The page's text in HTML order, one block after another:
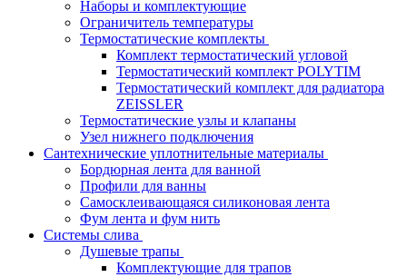
Наборы и комплектующие
Ограничитель температуры
Термостатические комплекты
Комплект термостатический угловой
Термостатический комплект POLYTIM
Термостатический комплект для радиатора
ZEISSLER
Термостатические узлы и клапаны
Узел нижнего подключения
Сантехнические уплотнительные материалы
Бордюрная лента для ванной
Профили для ванны
Самосклеивающаяся силиконовая лента
Фум лента и фум нить
Системы слива
Душевые трапы
Комплектующие для трапов